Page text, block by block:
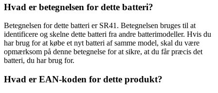
Hvad er betegnelsen for dette batteri?
Betegnelsen for dette batteri er SR41. Betegnelsen bruges til at
identificere og skelne dette batteri fra andre batterimodeller. Hvis du
har brug for at købe et nyt batteri af samme model, skal du være
opmærksom på denne betegnelse for at sikre, at du får præcis det
batteri, du har brug for.
Hvad er EAN-koden for dette produkt?